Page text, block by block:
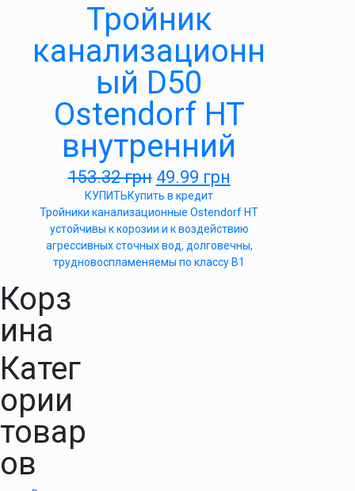
Тройник
канализационн
ый D50
Ostendorf HT
внутренний
153.32грн 49.99 грн
КУПИТЬКупить в кредит
Тройники канализационные Ostendorf HT
устойчивы к корозии и к воздействию
агрессивных сточных вод, долговечны,
трудновоспламеняемы по классу B1
Корз
ина
Катег
ории
товар
ов